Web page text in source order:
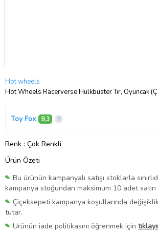
Hot wheels
Hot Wheels Racerverse Hulkbuster Tır, Oyuncak
Toy Fox 9,3
Renk : Çok Renkli
Ürün Özeti
Bu ürünün kampanyalı satışı stoklarla
kampanya stoğundan maksimum 10 adet
Çiçeksepeti kampanya koşullarında değişiklik
tutar.
Ürünün iade politikasını öğrenmek için